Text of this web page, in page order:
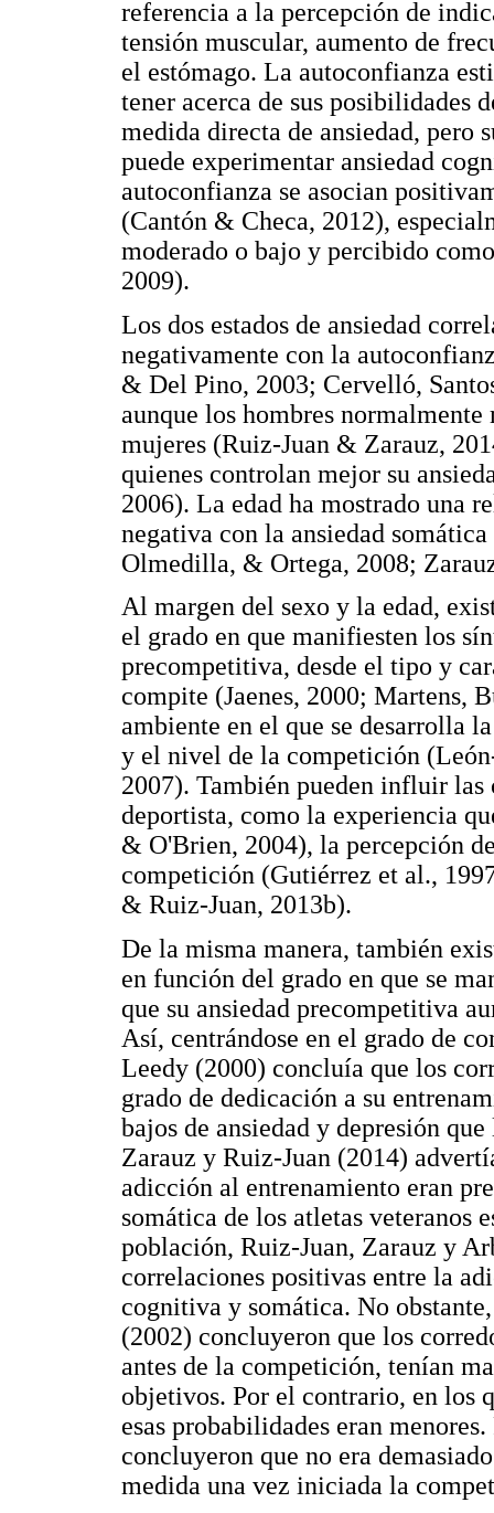
referencia a la percepción de
tensión muscular, aumento de
el estómago. La autoconfianza
tener acerca de sus posibilidades
medida directa de ansiedad, pero
puede experimentar ansiedad
autoconfianza se asocian
(Cantón & Checa, 2012),
moderado o bajo y percibido
2009).
Los dos estados de ansiedad
negativamente con la
& Del Pino, 2003; Cervelló,
aunque los hombres
mujeres (Ruiz-Juan & Zarauz,
quienes controlan mejor su
2006). La edad ha mostrado una
negativa con la ansiedad
Olmedilla, & Ortega, 2008;
Al margen del sexo y la edad,
el grado en que manifiesten los
precompetitiva, desde el tipo y
compite (Jaenes, 2000; Martens,
ambiente en el que se desarrolla
y el nivel de la competición
2007). También pueden influir las
deportista, como la experiencia
& O'Brien, 2004), la percepción
competición (Gutiérrez et al.,
& Ruiz-Juan, 2013b).
De la misma manera, también
en función del grado en que se
que su ansiedad precompetitiva
Así, centrándose en el grado de
Leedy (2000) concluía que los
grado de dedicación a su
bajos de ansiedad y depresión
Zarauz y Ruiz-Juan (2014)
adicción al entrenamiento eran
somática de los atletas veteranos
población, Ruiz-Juan, Zarauz y
correlaciones positivas entre la
cognitiva y somática. No
(2002) concluyeron que los
antes de la competición, tenían
objetivos. Por el contrario, en los
esas probabilidades eran
concluyeron que no era
medida una vez iniciada la